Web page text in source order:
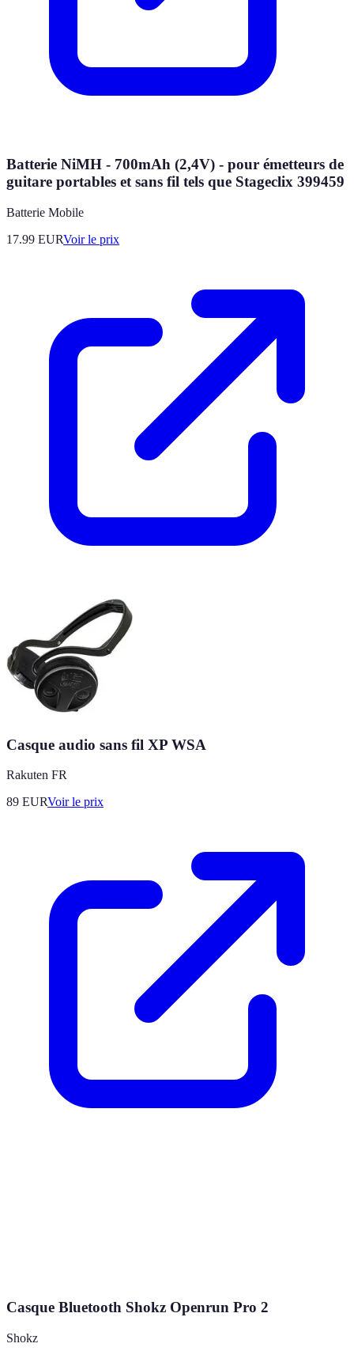
Batterie NiMH - 700mAh (2,4V) - pour émetteurs de
guitare portables et sans fil tels que Stageclix 399459
Batterie Mobile
17.99 EURVoir le prix
Casque audio sans fil XP WSA
Rakuten FR
89 EURVoir le prix
Casque Bluetooth Shokz Openrun Pro 2
Shokz